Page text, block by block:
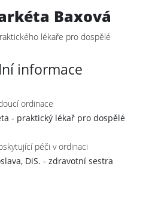
Baxová
lékaře pro dospělé
informace
ordinace
- praktický lékař pro dospělé
péči v ordinaci
DiS. - zdravotní sestra